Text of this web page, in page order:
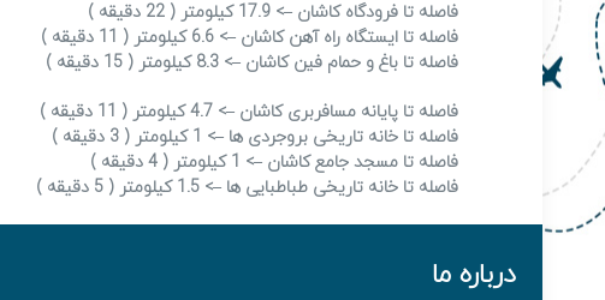
فاصله تا فرودگاه کاشان –> 17.9 کیلومتر ( 22 دقیقه )
فاصله تا ایستگاه راه آهن کاشان –> 6.6 کیلومتر ( 11 دقیقه )
فاصله تا باغ و حمام فین کاشان –> 8.3 کیلومتر ( 15 دقیقه )
فاصله تا پایانه مسافربری کاشان –> 4.7 کیلومتر ( 11 دقیقه )
فاصله تا خانه تاریخی بروجردی ها –> 1 کیلومتر ( 3 دقیقه )
فاصله تا مسجد جامع کاشان –> 1 کیلومتر ( 4 دقیقه )
فاصله تا خانه تاریخی طباطبایی ها –> 1.5 کیلومتر ( 5 دقیقه )
درباره ما